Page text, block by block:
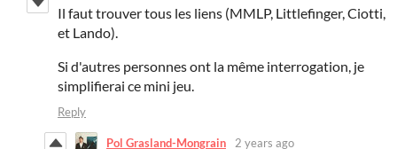
Il faut trouver tous les liens (MMLP, Littlefinger, Ciotti,
et Lando).
Si d'autres personnes ont la même interrogation, je
simplifierai ce mini jeu.
Reply
Pol Grasland-Mongrain 2 years ago